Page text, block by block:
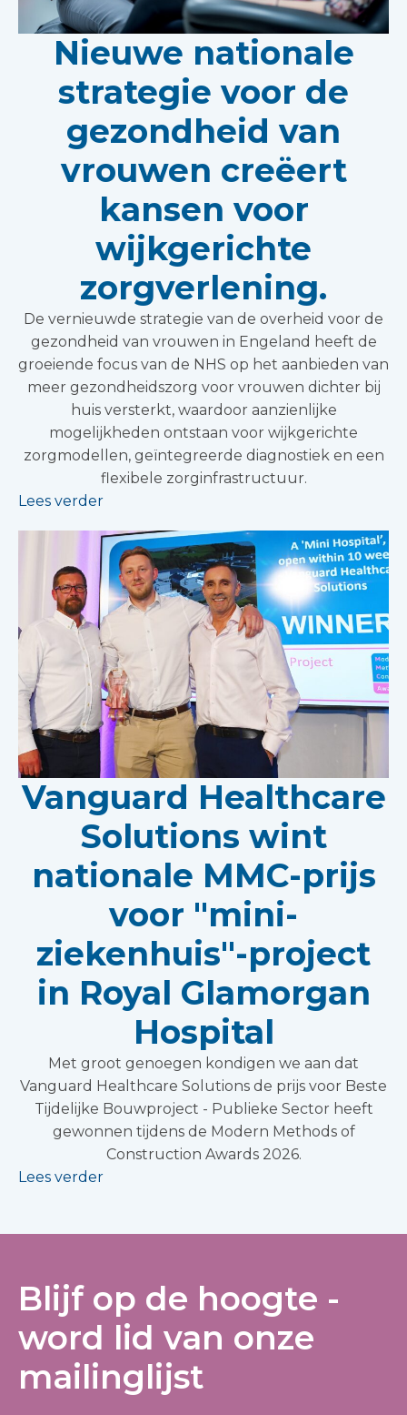
Nieuwe nationale
strategie voor de
gezondheid van
vrouwen creëert
kansen voor
wijkgerichte
zorgverlening.
De vernieuwde strategie van de overheid voor de
gezondheid van vrouwen in Engeland heeft de
groeiende focus van de NHS op het aanbieden van
meer gezondheidszorg voor vrouwen dichter bij
huis versterkt, waardoor aanzienlijke
mogelijkheden ontstaan voor wijkgerichte
zorgmodellen, geïntegreerde diagnostiek en een
flexibele zorginfrastructuur.
Lees verder
Vanguard Healthcare
Solutions wint
nationale MMC-prijs
voor "mini-
ziekenhuis"-project
in Royal Glamorgan
Hospital
Met groot genoegen kondigen we aan dat
Vanguard Healthcare Solutions de prijs voor Beste
Tijdelijke Bouwproject - Publieke Sector heeft
gewonnen tijdens de Modern Methods of
Construction Awards 2026.
Lees verder
Blijf op de hoogte -
word lid van onze
mailinglijst